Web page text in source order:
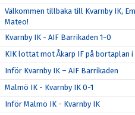
Välkommen tillbaka till Kvarnby IK,
Mateo!
Kvarnby IK - AIF Barrikaden 1-0
KIK lottat mot Åkarp IF på bortaplan i
Inför Kvarnby IK – AIF Barrikaden
Malmö IK - Kvarnby IK 0-1
Inför Malmö IK - Kvarnby IK